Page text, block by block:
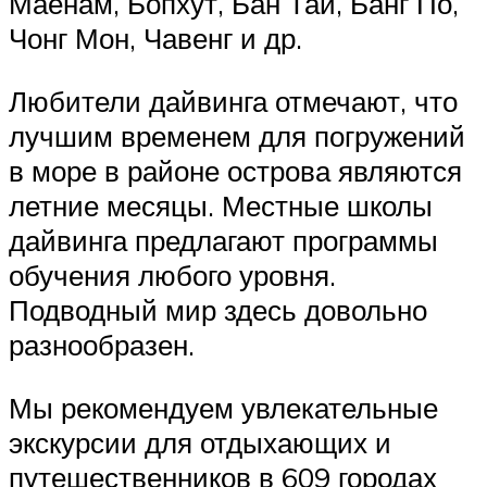
Чонг Мон, Чавенг и др.
Любители дайвинга отмечают, что
лучшим временем для погружений
в море в районе острова являются
летние месяцы. Местные школы
дайвинга предлагают программы
обучения любого уровня.
Подводный мир здесь довольно
разнообразен.
Мы рекомендуем увлекательные
экскурсии для отдыхающих и
путешественников в 609 городах